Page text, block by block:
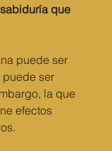
que
puede ser
puede ser
la que
efectos